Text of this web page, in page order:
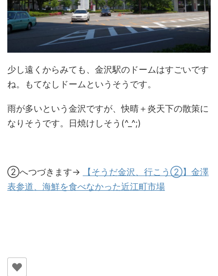
少し遠くからみても、金沢駅のドームはすごいです
ね。もてなしドームというそうです。
雨が多いという金沢ですが、快晴＋炎天下の散策に
なりそうです。日焼けしそう(^_^;)
②へつづきます→
【そうだ金沢、行こう②】金澤
表参道、海鮮を食べなかった近江町市場